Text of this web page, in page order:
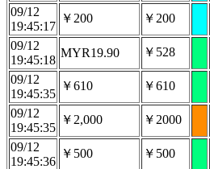
09/12
19:45:17
￥200 ￥200
09/12
19:45:18
MYR19.90 ￥528
09/12
19:45:35
￥610 ￥610
09/12
19:45:35
￥2,000 ￥2000
09/12
19:45:36
￥500 ￥500